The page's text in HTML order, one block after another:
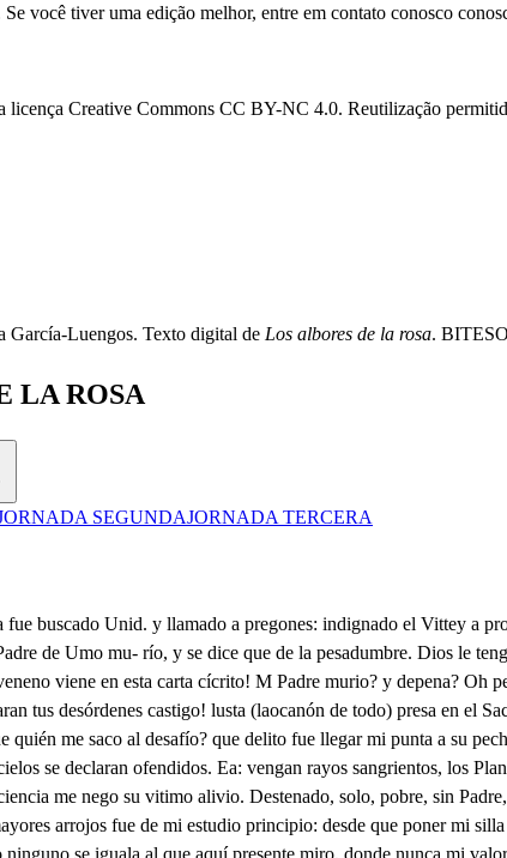
você tiver uma edição melhor, entre em contato conosco
licença Creative Commons CC BY-NC 4.0. Reutilização
García-Luengos. Texto digital de Los albores de la rosa.
LA ROSA
SEGUNDAJORNADA TERCERA
estudio principio: desde que poner mi silla quise al lado de Dios mismo, y el monte del testamento hacer trono en mis delirios, confieso que a habido empeños arduos, honrrosos, altivos, pero ninguno se iguala al que aquí presente miro, donde nunca mi valor mus provocado le ha visto. Leoncio: Leoncio: Quin me llama? Un fiel amigo, que profeso el ser lo siempre, y tus bienes solicito. Saber espero admirado, quien eres, y a que has venido? F. Decute quien soy ahora será un asunpto prolijo. Baste saver que nací noble, que salí muy niño de mi Patria, y que rodando, este nuevo mundo ha sido años a mi habitación. Vivo en Lima, donde áspiro a subir más por las letras, y aunque no soy conocido, porque meimporta, he estudiado alguna cosa, y seguido con notable inclinación tus pasos, y tus designios. Don Fatundo de la Torre mellamo (porque quien hizo, . sino solo mi facundia, en la de Babel rejido de división, y soberbia el confuso labeurto?) Ayer, pues, que ertre los nobles que en Palacio concurrimos, la muerte que diste a Octavio se daba por hecho digno de tubrazo, y por honrrosa acción de un valor invicto, a un nuevo, y tumulvosso concurió degente, fuimos con intento desaber la causa, y al punto mismo, a la voz de un pregonero se oyo la de tus delictos, dándote por alcvoso, y ofreciendo de camino grande sunma al que te dier con su industria muerto, o vivo. Lastimó el caso a los más, y en mi el dolor fue tan fino que pudo darme el semblante de complice mil indicios. Fuy a tu casa, y halle en ella nuevo, y bullicioso ruido de gente, muy ocupada en cos en peros dssi elos, Leon, Grande golpe. Fac. Acompañado Ya he sabido Pues tienes ya aviso Descolgando la lusticia paños, sedas, cuadros, visos, contadores, y sacando cuanto era tú la casa rico; esto que em largo le llama, y es su embargo del fisco. Por otra parte asistían al señor Don Juan, que el hilo rital le daba a la parca en últimos paralismos: donde, al fin, nindio la vida: fatel noche, honor preciso, de un sol en que tantas luces se eclipsaron a un deli quio. de ctro no menor, que al mismo tiempo falto Doña Justa de su casa. que a un Convento, temerosa, se fue? por aza; vamos al caso. Yo Leoncio soy tu amigo, aunque en aquestos paises forastero, como he dicho: no tengo casa, no ofrezco alguna quinta, o retiro propio, en que seguro puedas Puir el rostro al peligro: lo que te puedo ofrecer son dineros, que aunque vivo tan temoto de mi patria, mi crédito es conocido, y mi Padres me socorren mas de lo que necesito; Escóndete en esos montes, cuyo delicioso sirio es muro de desgraciados, como de ausentes castillo. Con ello; podrás guardarte, que de valor prevenido León. A tanto Fa. Pues mira Si eso es no más, lo prometo Y yo confío El cielo, amugo, te guade y de plata, en breve tiempo los gabarás por amigos. Estos son quimentos pesos por ahora, mientras visto las aras de la amilad de trofeos más crecido; Ánimo, no le Leoncio, que yo de Livia al camno me lreibo en ese Pegaso de Borcas, y Tetis hijo, desde donde